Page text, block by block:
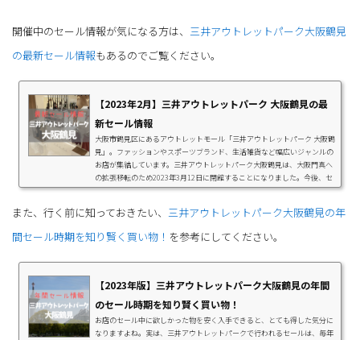
開催中のセール情報が気になる方は、 三井アウトレットパーク大阪鶴見
の最新セール情報もあるのでご覧ください。
【2023年2月】三井アウトレットパーク 大阪鶴見の最
新セール情報
大阪市鶴見区にあるアウトレットモール「三井アウトレットパーク 大阪鶴
見」。ファッションやスポーツブランド、生活雑貨など幅広いジャンルの
お店が集結しています。三井アウトレットパーク大阪鶴見は、大阪門真へ
の拡張移転のため2023年3月12日に閉館することになりました。今後、セ
ールやイベントなど皆さまに喜んでいただける取り組みを行います。同施
を開催します。季節のアイテムや欲しかった商品を探しに、ぜひお越しく
また、行く前に知っておきたい、 三井アウトレットパーク大阪鶴見の年
間セール時期を知り賢く買い物！ を参考にしてください。
【2023年版】三井アウトレットパーク大阪鶴見の年間
のセール時期を知り賢く買い物！
お店のセール中に欲しかった物を安く入手できると、とても得した気分に
なりますよね。実は、三井アウトレットパークで行われるセールは、毎年